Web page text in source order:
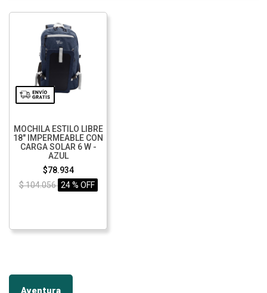
MOCHILA ESTILO LIBRE
18" IMPERMEABLE CON
CARGA SOLAR 6 W -
AZUL
$78.934
$ 104.056 24 % OFF
Aventura